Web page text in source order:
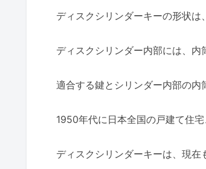
ディスクシリンダーキーの形状は、
ディスクシリンダー内部には、内
適合する鍵とシリンダー内部の内
1950年代に日本全国の戸建て住
ディスクシリンダーキーは、現在